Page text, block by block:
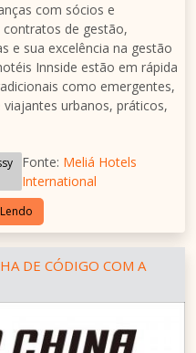
com sócios e
de gestão,
e sua excelência na gestão
Innside estão em rápida
como emergentes,
urbanos, práticos,
Fonte: Meliá Hotels
International
DE CÓDIGO COM A